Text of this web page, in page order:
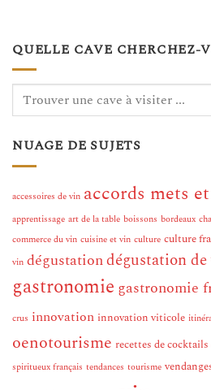
QUELLE CAVE CHERCHEZ-
NUAGE DE SUJETS
accessoires de vin accords mets
apprentissage art de la table boissons bordeaux
commerce du vin cuisine et vin culture culture
vin dégustationdégustation
gastronomie gastronomie
crus innovation innovation viticole
oenotourisme recettes de cocktails
spiritueux français tendances tourisme